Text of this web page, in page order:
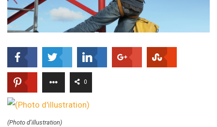
0
(Photo d’illustration)